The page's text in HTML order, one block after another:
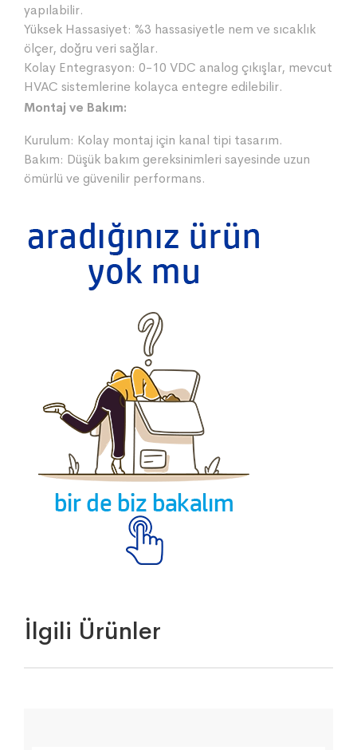
yapılabilir.
Yüksek Hassasiyet: %3 hassasiyetle nem ve sıcaklık
ölçer, doğru veri sağlar.
Kolay Entegrasyon: 0-10 VDC analog çıkışlar, mevcut
HVAC sistemlerine kolayca entegre edilebilir.
Montaj ve Bakım:
Kurulum: Kolay montaj için kanal tipi tasarım.
Bakım: Düşük bakım gereksinimleri sayesinde uzun
ömürlü ve güvenilir performans.
İlgili Ürünler